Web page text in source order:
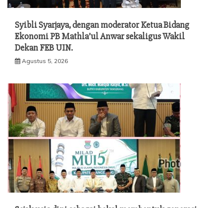
Syibli Syarjaya, dengan moderator Ketua Bidang
Ekonomi PB Mathla’ul Anwar sekaligus Wakil
Dekan FEB UIN.
Agustus 5, 2026